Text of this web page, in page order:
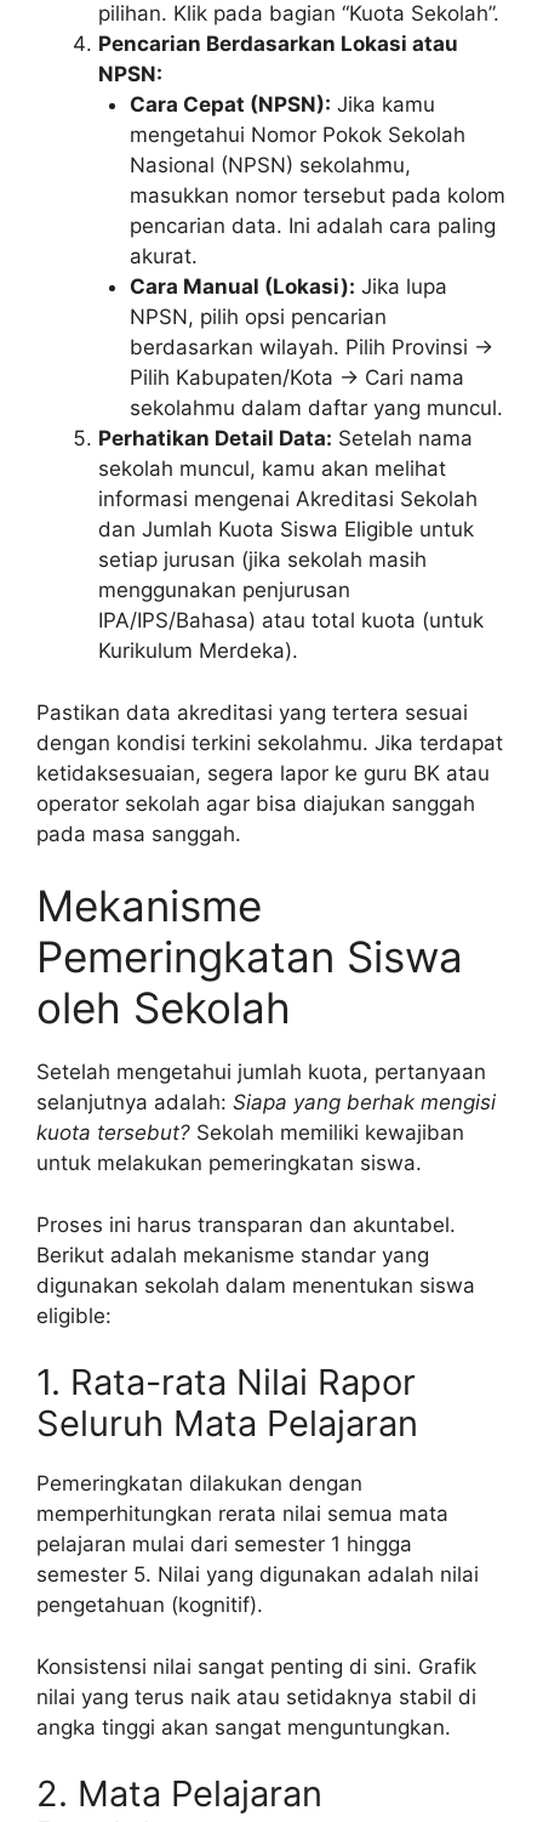
pilihan. Klik pada bagian “Kuota Sekolah”.
Pencarian Berdasarkan Lokasi atau
NPSN:
Cara Cepat (NPSN): Jika kamu
mengetahui Nomor Pokok Sekolah
Nasional (NPSN) sekolahmu,
masukkan nomor tersebut pada kolom
pencarian data. Ini adalah cara paling
akurat.
Cara Manual (Lokasi): Jika lupa
NPSN, pilih opsi pencarian
berdasarkan wilayah. Pilih Provinsi ->
Pilih Kabupaten/Kota -> Cari nama
sekolahmu dalam daftar yang muncul.
Perhatikan Detail Data: Setelah nama
sekolah muncul, kamu akan melihat
informasi mengenai Akreditasi Sekolah
dan Jumlah Kuota Siswa Eligible untuk
setiap jurusan (jika sekolah masih
menggunakan penjurusan
IPA/IPS/Bahasa) atau total kuota (untuk
Kurikulum Merdeka).
Pastikan data akreditasi yang tertera sesuai
dengan kondisi terkini sekolahmu. Jika terdapat
ketidaksesuaian, segera lapor ke guru BK atau
operator sekolah agar bisa diajukan sanggah
pada masa sanggah.
Mekanisme
Pemeringkatan Siswa
oleh Sekolah
Setelah mengetahui jumlah kuota, pertanyaan
selanjutnya adalah: Siapa yang berhak mengisi
kuota tersebut? Sekolah memiliki kewajiban
untuk melakukan pemeringkatan siswa.
Proses ini harus transparan dan akuntabel.
Berikut adalah mekanisme standar yang
digunakan sekolah dalam menentukan siswa
eligible:
1. Rata-rata Nilai Rapor
Seluruh Mata Pelajaran
Pemeringkatan dilakukan dengan
memperhitungkan rerata nilai semua mata
pelajaran mulai dari semester 1 hingga
semester 5. Nilai yang digunakan adalah nilai
pengetahuan (kognitif).
Konsistensi nilai sangat penting di sini. Grafik
nilai yang terus naik atau setidaknya stabil di
angka tinggi akan sangat menguntungkan.
2. Mata Pelajaran